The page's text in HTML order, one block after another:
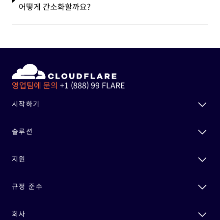
어떻게 간소화할까요?
영업팀에 문의 +1 (888) 99 FLARE
시작하기
솔루션
지원
규정 준수
회사